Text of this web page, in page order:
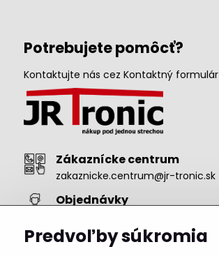
Potrebujete pomôcť?
Kontaktujte nás cez Kontaktný formulár
Zákaznícke centrum
zakaznicke.centrum@jr-tronic.sk
Objednávky
+421 911 222 485
Predvoľby súkromia